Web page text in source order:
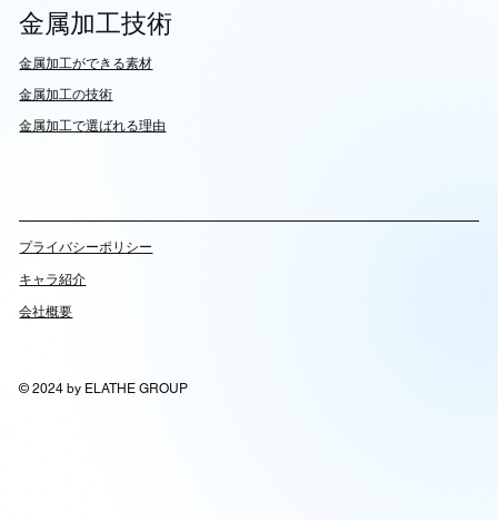
金属加工技術
​金属加工ができる素材
​金属加工の技術
金属加工で選ばれる理由
© 2024 by ELATHE GROUP
​プライバシーポリシー
キャラ紹介
会社概要